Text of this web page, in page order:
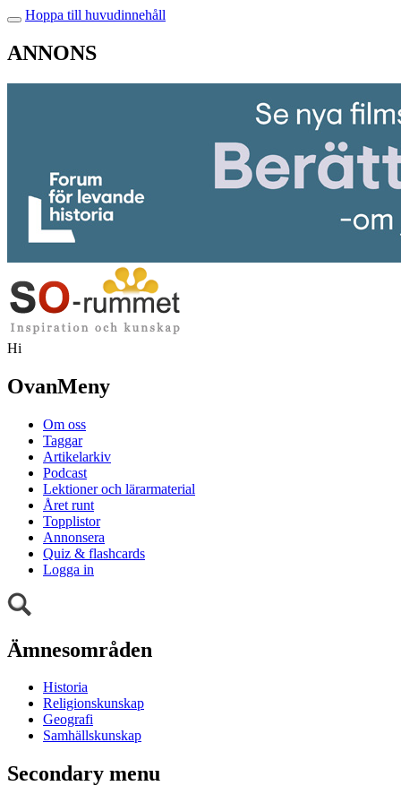
Hoppa till huvudinnehåll
ANNONS
Hi
OvanMeny
Om oss
Taggar
Artikelarkiv
Podcast
Lektioner och lärarmaterial
Året runt
Topplistor
Annonsera
Quiz & flashcards
Logga in
Ämnesområden
Historia
Religionskunskap
Geografi
Samhällskunskap
Secondary menu